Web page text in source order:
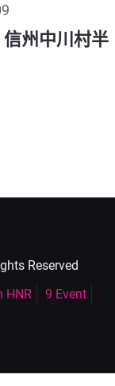
州中川村半
Reserved
HNR
9 Event